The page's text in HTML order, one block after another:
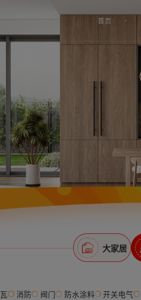
首页
大家居
消防 阀门 防水涂料 开关电气